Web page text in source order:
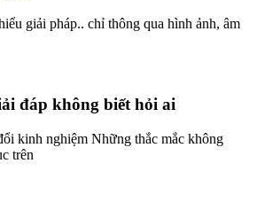
giải pháp.. chỉ thông qua hình ảnh, âm
đáp không biết hỏi ai
kinh nghiệm Những thắc mắc không
trên